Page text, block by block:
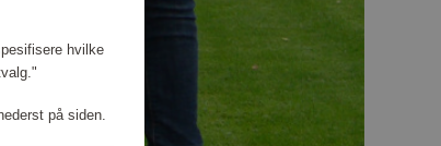
hvilke
på siden.